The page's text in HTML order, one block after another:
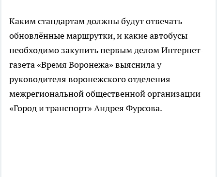
Каким стандартам должны будут отвечать
обновлённые маршрутки, и какие автобусы
необходимо закупить первым делом Интернет-
газета «Время Воронежа» выяснила у
руководителя воронежского отделения
межрегиональной общественной организации
«Город и транспорт» Андрея Фурсова.